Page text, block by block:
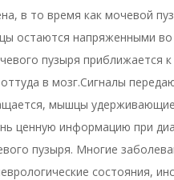
в то время как мочевой
остаются напряженными во
пузыря приближается
в мозг.Сигналы
мышцы
ценную информацию при
пузыря. Многие
состояния,